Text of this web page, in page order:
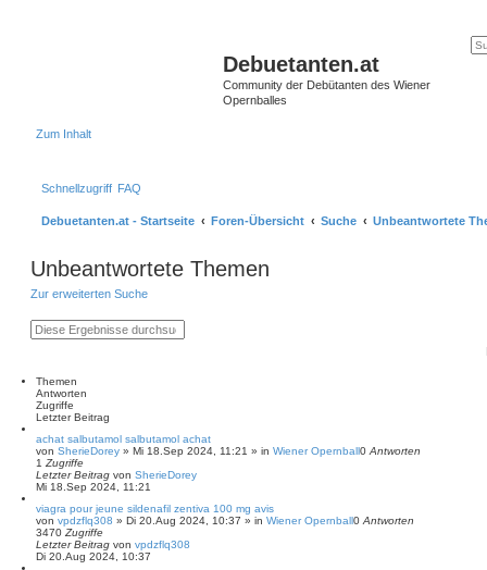
Debuetanten.at
Community der Debütanten des Wiener
Opernballes
Zum Inhalt
Schnellzugriff FAQ
Debuetanten.at - Startseite Foren-Übersicht Suche Unbeantwortete
Unbeantwortete Themen
Zur erweiterten Suche
S
u
E
r
S
Themen
Antworten
Zugriffe
Letzter Beitrag
achat salbutamol salbutamol achat
von SherieDorey » Mi 18.Sep 2024, 11:21 » in Wiener Opernball0 Antworten
1 Zugriffe
Letzter Beitrag von SherieDorey
Mi 18.Sep 2024, 11:21
viagra pour jeune sildenafil zentiva 100 mg avis
von vpdzflq308 » Di 20.Aug 2024, 10:37 » in Wiener Opernball0 Antworten
3470 Zugriffe
Letzter Beitrag von vpdzflq308
Di 20.Aug 2024, 10:37